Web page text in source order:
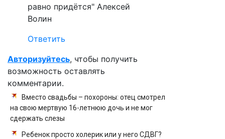
равно придётся" Алексей
Волин
Ответить
Авторизуйтесь, чтобы получить
возможность оставлять
комментарии.
Вместо свадьбы – похороны: отец смотрел
на свою мертвую 16-летнюю дочь и не мог
сдержать слезы
Ребенок просто холерик или у него СДВГ?